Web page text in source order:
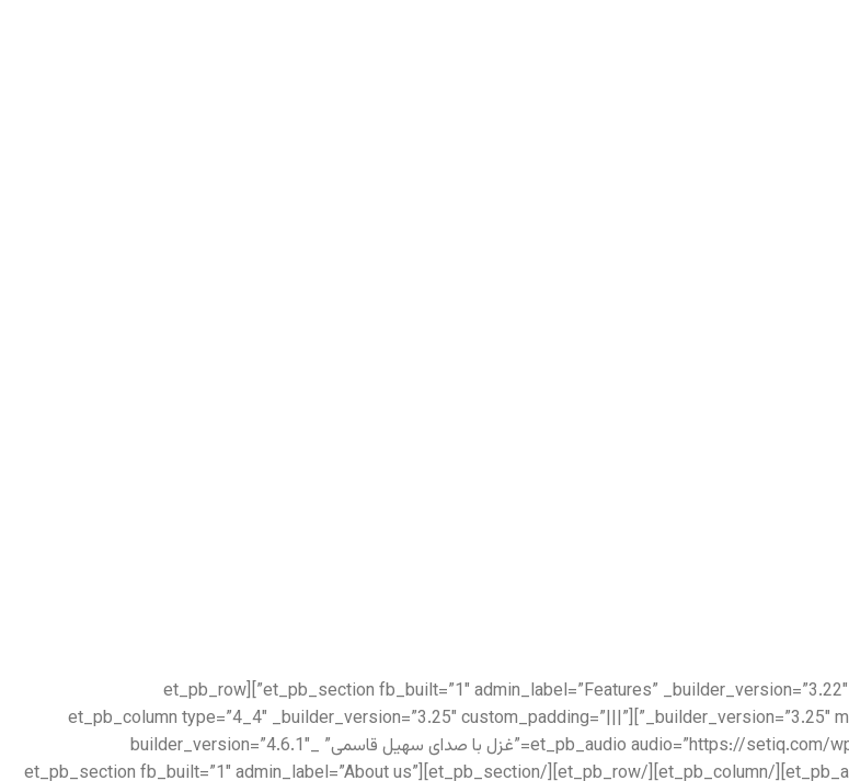
[/et_pb_text][/et_pb_column][/et_pb_row][/et_pb_section][et_pb_section fb_built=”1″ admin_label=”Features” _builder_version=”3.22″ locked=”off”][et_pb_row
_builder_version=”3.25″ max_width=”1280px” use_custom_width=”on” custom_width_px=”1280px”][et_pb_column type=”4_4″ _builder_version=”3.25″ custom_padding=”|||”
custom_padding__hover=”|||”][et_pb_audio audio=”https://setiq.com/wp-content/uploads/2021/10/19.mp3″ title=”غزل با صدای سهیل قاسمی” _builder_version=”4.6.1″
_module_preset=”default” hover_enabled=”0″ sticky_enabled=”0″][/et_pb_audio][/et_pb_column][/et_pb_row][/et_pb_section][et_pb_section fb_built=”1″ admin_label=”About us”